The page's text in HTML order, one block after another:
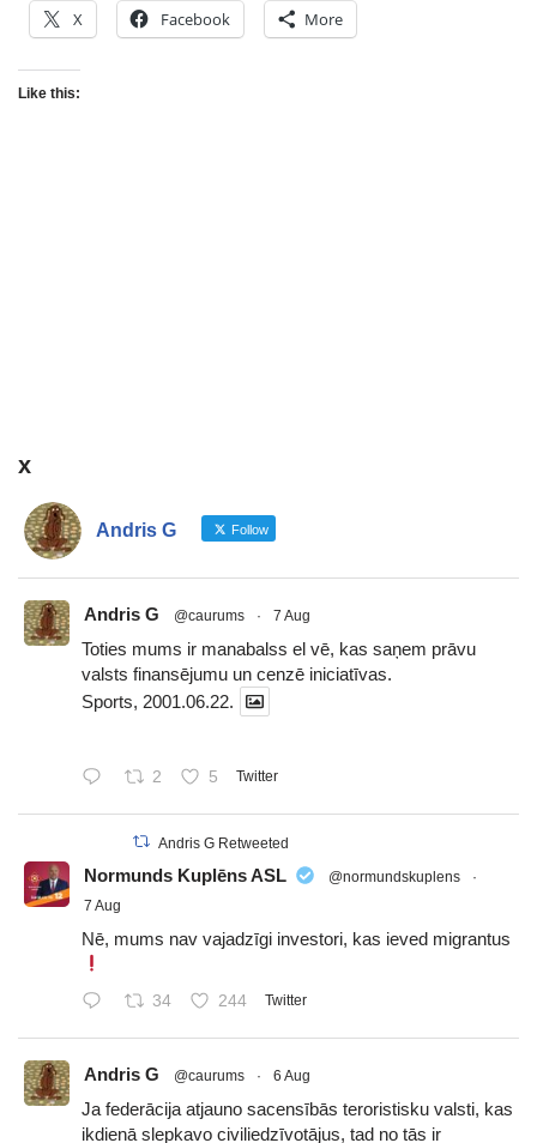
X Facebook More
Like this:
x
Andris G Follow
Andris G @caurums · 7 Aug
Toties mums ir manabalss el vē, kas saņem prāvu
valsts finansējumu un cenzē iniciatīvas.
Sports, 2001.06.22.
2 5 Twitter
Andris G Retweeted
Normunds Kuplēns ASL @normundskuplens
·
7 Aug
Nē, mums nav vajadzīgi investori, kas ieved migrantus
34 244 Twitter
Andris G @caurums · 6 Aug
Ja federācija atjauno sacensībās teroristisku valsti, kas
ikdienā slepkavo civiliedzīvotājus, tad no tās ir